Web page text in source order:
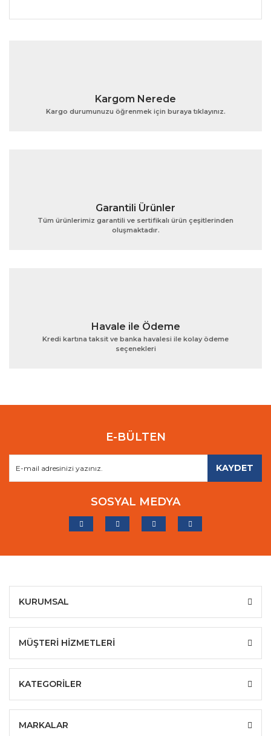
Bu ürünün fiyat bilgisi, resim, ürün açıklamalarında ve
Ürün açıklamasında eksik bilgiler bulunuyor.
Gönder
Kargom Nerede
Kargo durumunuzu öğrenmek için buraya tıklayınız.
Garantili Ürünler
Tüm ürünlerimiz garantili ve sertifikalı ürün çeşitlerinden
oluşmaktadır.
Havale ile Ödeme
Kredi kartına taksit ve banka havalesi ile kolay ödeme
seçenekleri
E-BÜLTEN
KAYDET
SOSYAL MEDYA
KURUMSAL
MÜŞTERİ HİZMETLERİ
KATEGORİLER
MARKALAR